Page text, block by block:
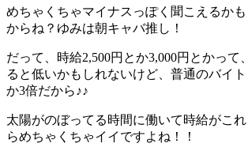
めちゃくちゃマイナスっぽく聞こえるか
からね？ゆみは朝キャバ推し！
だって、時給2,500円とか3,000円とかって
ると低いかもしれないけど、普通のバイ
か3倍だから♪♪
太陽がのぼってる時間に働いて時給がこ
らめちゃくちゃイイですよね！！